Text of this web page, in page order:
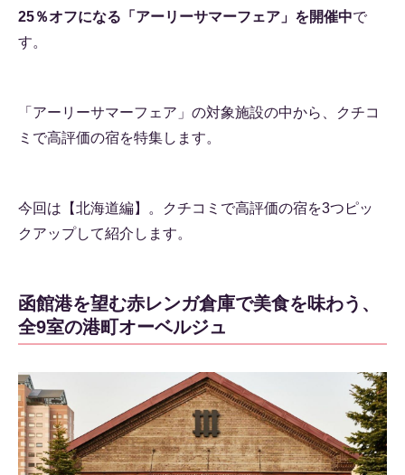
25％オフになる「アーリーサマーフェア」を開催中で
す。
「アーリーサマーフェア」の対象施設の中から、クチコ
ミで高評価の宿を特集します。
今回は【北海道編】。クチコミで高評価の宿を3つピッ
クアップして紹介します。
函館港を望む赤レンガ倉庫で美食を味わう、
全9室の港町オーベルジュ